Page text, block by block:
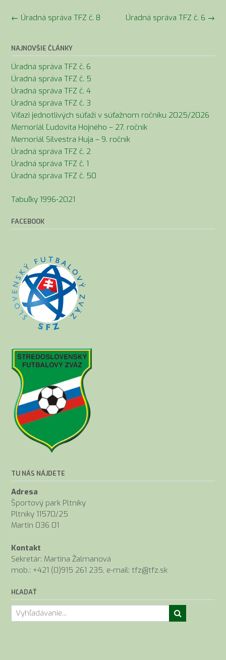
Navigácia
Úradná správa TFZ č. 6 →
← Úradná správa TFZ č. 8
NAJNOVŠIE ČLÁNKY
Úradná správa TFZ č. 6
Úradná správa TFZ č. 5
Úradná správa TFZ č. 4
Úradná správa TFZ č. 3
Víťazi jednotlivých súťaží v súťažnom ročníku 2025/2026
Memoriál Ľudovíta Hojného – 27. ročník
Memoriál Silvestra Huja – 9. ročník
Úradná správa TFZ č. 2
Úradná správa TFZ č. 1
Úradná správa TFZ č. 50
Tabuľky 1996-2021
FACEBOOK
TU NÁS NÁJDETE
Adresa
Športový park Pltníky
Pltníky 11570/25
Martin 036 01
Kontakt
Sekretár: Martina Žalmanová
mob.: +421 (0)915 261 235, e-mail: tfz@tfz.sk
HĽADAŤ